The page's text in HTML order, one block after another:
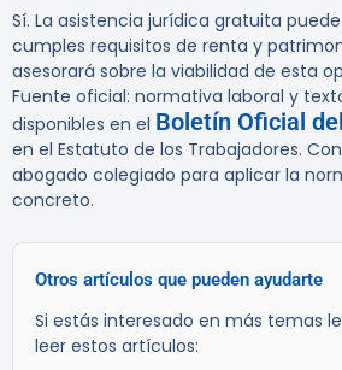
Sí. La asistencia jurídica gratuita
cumples requisitos de renta y
asesorará sobre la viabilidad de esta
Fuente oficial: normativa laboral y
disponibles en el Boletín Oficial
en el Estatuto de los Trabajadores.
abogado colegiado para aplicar la
concreto.
Otros artículos que pueden ayudarte
Si estás interesado en más temas
leer estos artículos: